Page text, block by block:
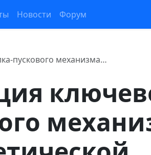
Новости Форум
пускового механизма…